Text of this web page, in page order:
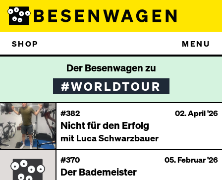
SHOP MENU
Der Besenwagen zu
#WORLDTOUR
#382 02. April '26
Nicht für den Erfolg
mit Luca Schwarzbauer
#370 05. Februar '26
Der Bademeister